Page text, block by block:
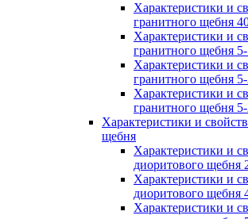
Характеристики и
гранитного щебня
Характеристики и
гранитного щебня
Характеристики и
гранитного щебня
Характеристики и
гранитного щебня
Характеристики и
щебня
Характеристики и
диоритового щебня
Характеристики и
диоритового щебня
Характеристики и